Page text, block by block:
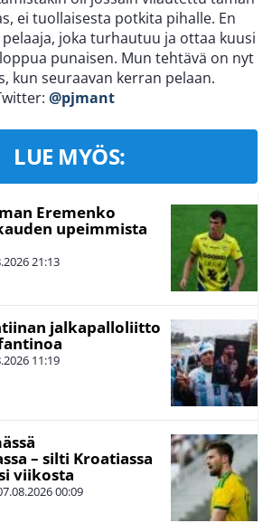
ei tuollaisesta potkita pihalle. En
joka turhautuu ja ottaa kuusi
punaisen. Mun tehtävä on nyt
kun seuraavan kerran pelaan.
@pjmant
LUE MYÖS:
Eremenko
upeimmista
21:13
jalkapalloliitto
11:19
– silti Kroatiassa
viikosta
00:09